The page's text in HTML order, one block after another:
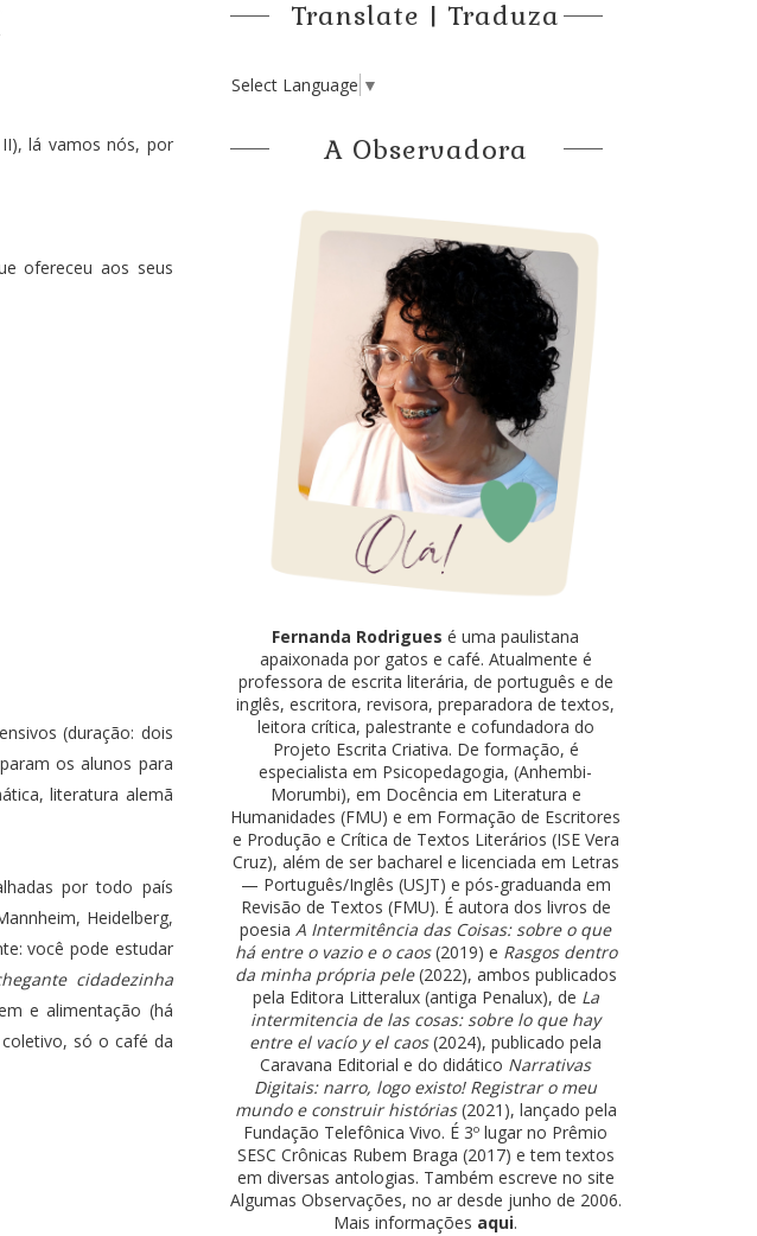
), lá vamos nós, por
ofereceu aos seus
(duração: dois
os alunos para
literatura alemã
por todo país
Heidelberg,
você pode estudar
cidadezinha
e alimentação (há
só o café da
Translate | Traduza
Select Language ▼
A Observadora
Fernanda Rodrigues é uma paulistana
apaixonada por gatos e café. Atualmente é
professora de escrita literária, de português e de
inglês, escritora, revisora, preparadora de textos,
leitora crítica, palestrante e cofundadora do
Projeto Escrita Criativa. De formação, é
especialista em Psicopedagogia, (Anhembi-
Morumbi), em Docência em Literatura e
Humanidades (FMU) e em Formação de Escritores
e Produção e Crítica de Textos Literários (ISE Vera
Cruz), além de ser bacharel e licenciada em Letras
— Português/Inglês (USJT) e pós-graduanda em
Revisão de Textos (FMU). É autora dos livros de
poesia A Intermitência das Coisas: sobre o que
há entre o vazio e o caos(2019) e Rasgos dentro
da minha própria pele(2022), ambos publicados
pela Editora Litteralux (antiga Penalux), de La
intermitencia de las cosas: sobre lo que hay
entre el vacío y el caos(2024), publicado pela
Caravana Editorial e do didático Narrativas
Digitais: narro, logo existo! Registrar o meu
mundo e construir histórias(2021), lançado pela
Fundação Telefônica Vivo. É 3º lugar no Prêmio
SESC Crônicas Rubem Braga (2017) e tem textos
em diversas antologias. Também escreve no site
Algumas Observações, no ar desde junho de 2006.
Mais informações aqui.